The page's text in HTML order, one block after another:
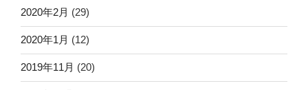
2020年2月 (29)
2020年1月 (12)
2019年11月 (20)